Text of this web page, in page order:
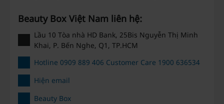
Beauty Box Việt Nam liên hệ:
Lầu 10 Tòa nhà HD Bank, 25Bis Nguyễn Thị Minh
Khai, P. Bến Nghe, Q1, TP.HCM
Hotline 0909 889 406 Customer Care 1900 636534
Hiện email
Beauty Box